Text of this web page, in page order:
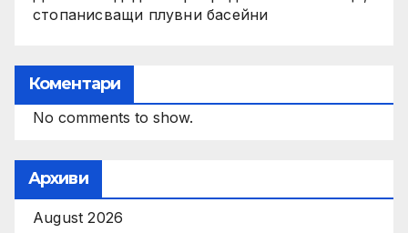
стопанисващи плувни басейни
Коментари
No comments to show.
Архиви
August 2026